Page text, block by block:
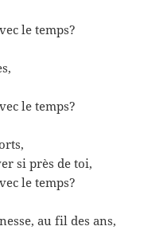
le temps?
le temps?
si près de toi,
le temps?
au fil des ans,